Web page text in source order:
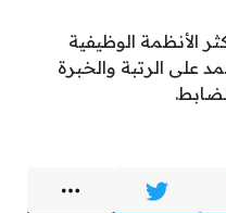
الأنظمة الوظيفية
على الرتبة والخبرة